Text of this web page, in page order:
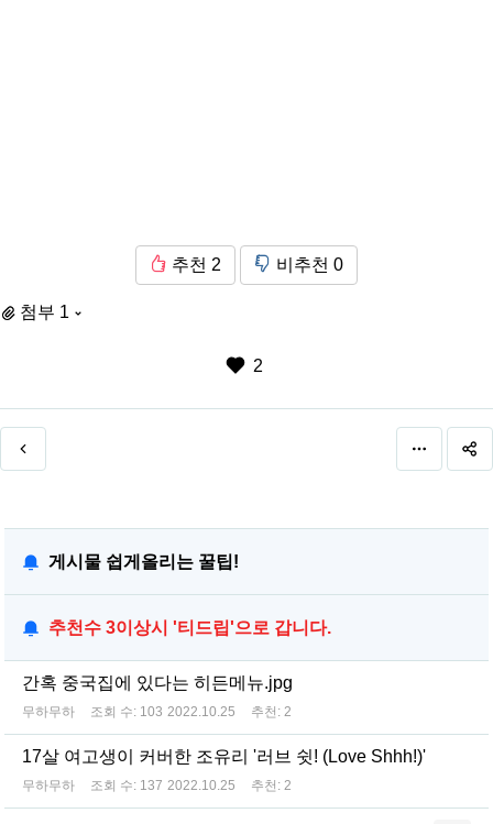
추천 2 비추천 0
첨부 1
2
게시물 쉽게올리는 꿀팁!
추천수 3이상시 '티드립'으로 갑니다.
간혹 중국집에 있다는 히든메뉴.jpg
무하무하 조회 수: 103 2022.10.25 추천: 2
17살 여고생이 커버한 조유리 '러브 쉿! (Love Shhh!)'
무하무하 조회 수: 137 2022.10.25 추천: 2